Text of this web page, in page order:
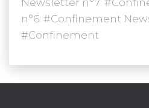
Newsletter n°7:
n°6: #Confinement
#Confinement